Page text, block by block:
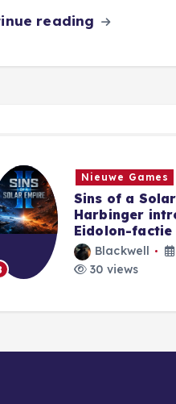
reading
Games
Xbox mogelijk
wat betekent
Blackwell
26 views